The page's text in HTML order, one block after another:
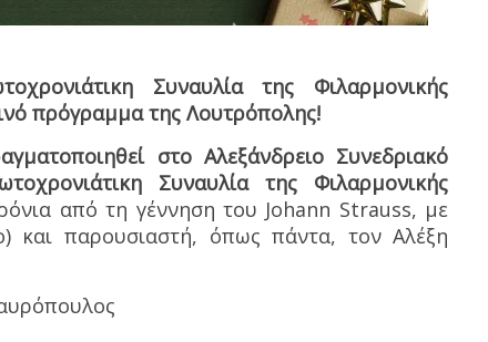
Συναυλία της Φιλαρμονικής
πρόγραμμα της Λουτρόπολης!
στο Αλεξάνδρειο Συνεδριακό
Συναυλία της Φιλαρμονικής
από τη γέννηση του Johann Strauss, με
και παρουσιαστή, όπως πάντα, τον Αλέξη